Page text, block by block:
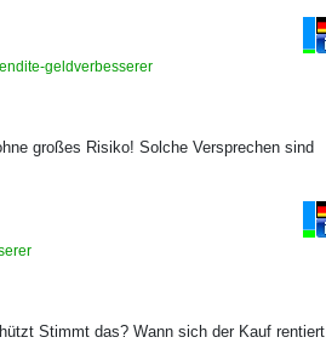
geldverbesserer
großes Risiko! Solche Versprechen sind
Stimmt das? Wann sich der Kauf rentiert